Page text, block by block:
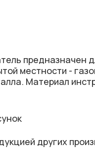
предназначен
местности -
Материал
других